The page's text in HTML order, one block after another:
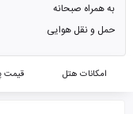
به همراه صبحانه
حمل و نقل هوایی
امکانات هتل قیمت